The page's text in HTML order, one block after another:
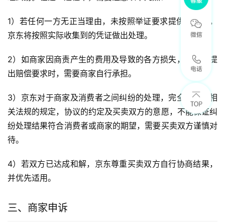
1）若任何一方无正当理由，未按照举证要求提供凭证的，
京东将按照实际收集到的凭证做出处理。
2）如商家因商责产生的费用及导致的各方损失，消费者提
出赔偿要求时，需要商家自行承担。
3）京东对于商家及消费者之间纠纷的处理，完全是基于相
关法规的规定，协议的约定及买卖双方的意愿，不能保证纠
纷处理结果符合消费者或商家的期望，需要买卖双方谨慎对
待。
4）若双方已达成和解，京东尊重买卖双方自行协商结果，
并优先适用。
三、商家申诉